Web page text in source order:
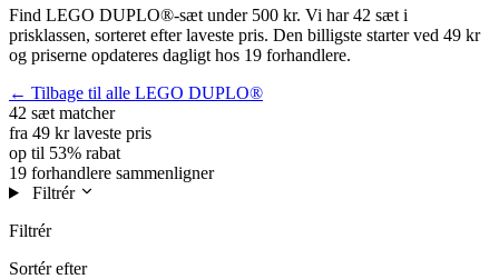
Find LEGO DUPLO®-sæt under 500 kr. Vi har 42 sæt i
prisklassen, sorteret efter laveste pris. Den billigste starter ved 49 kr
og priserne opdateres dagligt hos 19 forhandlere.
← Tilbage til alle LEGO DUPLO®
42 sæt matcher
fra 49 kr laveste pris
op til 53% rabat
19 forhandlere sammenligner
Filtrér
Filtrér
Sortér efter